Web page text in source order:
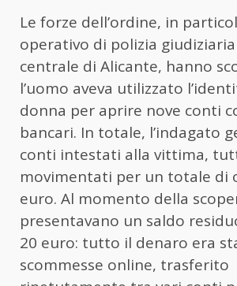
Le forze dell’ordine, in
operativo di polizia
centrale di Alicante, hanno
l’uomo aveva utilizzato
donna per aprire nove conti
bancari. In totale, l’indagato
conti intestati alla vittima,
movimentati per un totale di
euro. Al momento della
presentavano un saldo
20 euro: tutto il denaro era
scommesse online, trasferito